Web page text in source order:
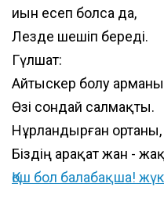
Қиын есеп болса да,
Лезде шешіп береді.
Гүлшат:
Айтыскер болу арманы
Өзі сондай салмақты.
Нұрландырған ортаны,
Біздің Қарақат жан -
Қош бол балабақша!